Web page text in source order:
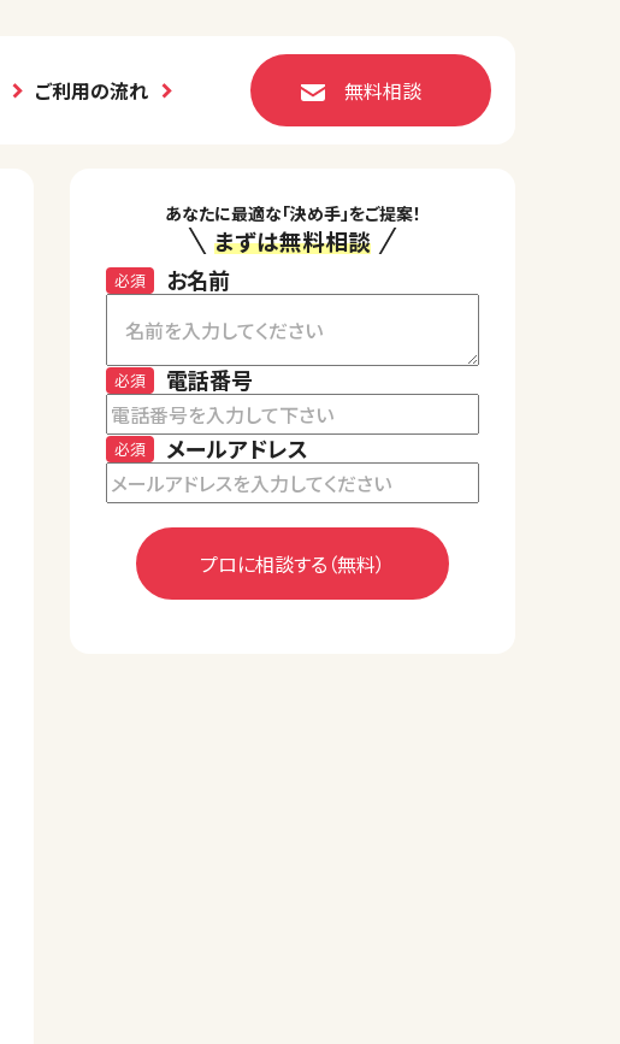
ご利用の流れ 無料相談
あなたに最適な「決め手」をご提案！
まずは無料相談
お名前
必須
電話番号
必須
メールアドレス
必須